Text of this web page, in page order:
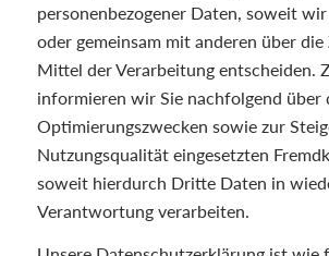
personenbezogener Daten, soweit
oder gemeinsam mit anderen über
Mittel der Verarbeitung entscheiden.
informieren wir Sie nachfolgend über
Optimierungszwecken sowie zur
Nutzungsqualität eingesetzten
soweit hierdurch Dritte Daten in
Verantwortung verarbeiten.